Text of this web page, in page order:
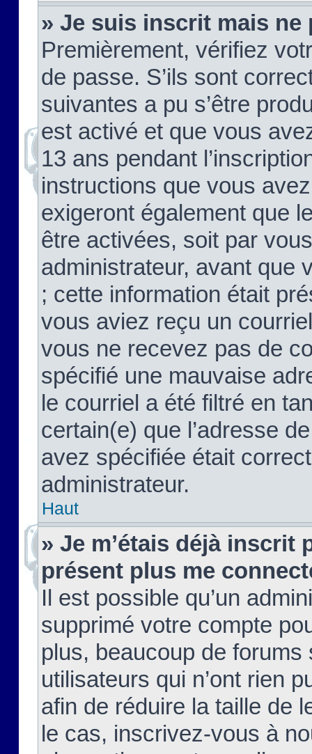
» Je suis inscrit mais ne
Premièrement, vérifiez
de passe. S’ils sont
suivantes a pu s’être
est activé et que vous
13 ans pendant
instructions que vous
exigeront également que
être activées, soit par
administrateur, avant que
; cette information était
vous aviez reçu un
vous ne recevez pas de
spécifié une mauvaise
le courriel a été filtré en
certain(e) que l’adresse
avez spécifiée était
administrateur.
Haut
» Je m’étais déjà inscrit
présent plus me
Il est possible qu’un
supprimé votre compte
plus, beaucoup de
utilisateurs qui n’ont rien
afin de réduire la taille de
le cas, inscrivez-vous à